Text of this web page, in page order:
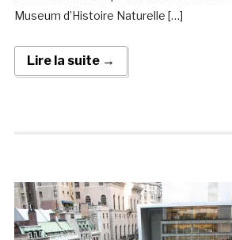
Museum d’Histoire Naturelle […]
Lire la suite →